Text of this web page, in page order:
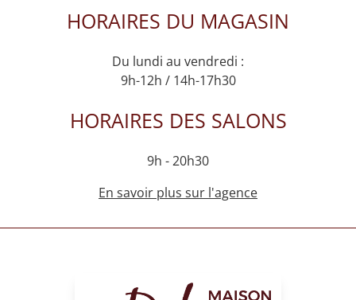
HORAIRES DU MAGASIN
Du lundi au vendredi :
9h-12h / 14h-17h30
HORAIRES DES SALONS
9h - 20h30
En savoir plus sur l'agence